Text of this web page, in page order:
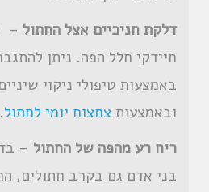
דלקת חניכיים אצל החתול –
חיידקי חלל הפה. ניתן
באמצעות טיפולי ניקוי
ובאמצעות צחצוח יומי לחתול.
ריח רע מהפה של החתול –
בני אדם גם בקרב חתולים,